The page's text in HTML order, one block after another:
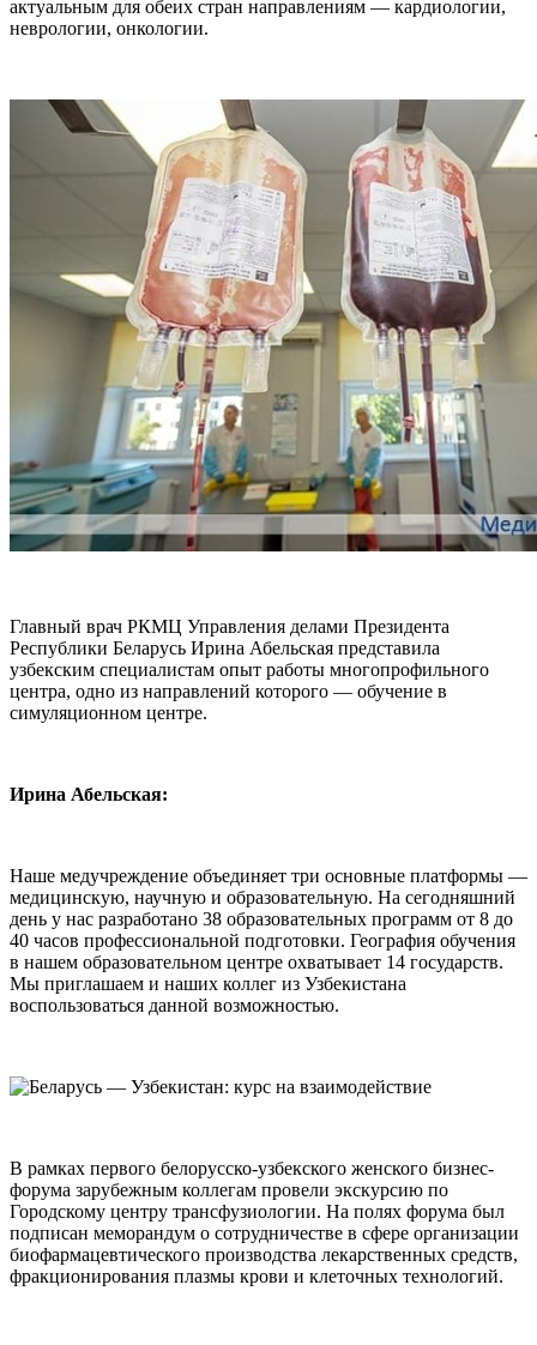
актуальным для обеих стран направлениям — кардиологии,
неврологии, онкологии.
Главный врач РКМЦ Управления делами Президента
Республики Беларусь Ирина Абельская представила
узбекским специалистам опыт работы многопрофильного
центра, одно из направлений которого — обучение в
симуляционном центре.
Ирина Абельская:
Наше медучреждение объединяет три основные платформы —
медицинскую, научную и образовательную. На сегодняшний
день у нас разработано 38 образовательных программ от 8 до
40 часов профессиональной подготовки. География обучения
в нашем образовательном центре охватывает 14 государств.
Мы приглашаем и наших коллег из Узбекистана
воспользоваться данной возможностью.
В рамках первого белорусско-узбекского женского бизнес-
форума зарубежным коллегам провели экскурсию по
Городскому центру трансфузиологии. На полях форума был
подписан меморандум о сотрудничестве в сфере организации
биофармацевтического производства лекарственных средств,
фракционирования плазмы крови и клеточных технологий.